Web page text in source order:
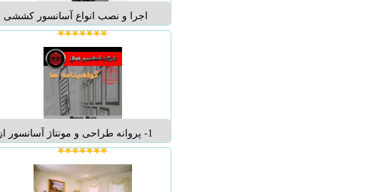
اجرا و نصب انواع آسانسور کششی
,بالابر وینچی بازسازی آسانسورهای
فرسوده وقدیمی ...
1- پروانه طراحی و مونتاژ آسانسور از
سازمان صنعت و معدن وتجارت 2 -
گواهی عضویت در سندیکای آسانسور
و پله برقی شعبه اصفهان 3 - پروانه